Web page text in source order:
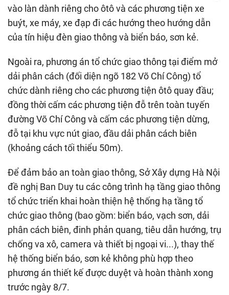
vào làn dành riêng cho ôtô và các phương tiện xe
buýt, xe máy, xe đạp đi các hướng theo hướng dẫn
của tín hiệu đèn giao thông và biển báo, sơn kẻ.
Ngoài ra, phương án tổ chức giao thông tại điểm mở
dải phân cách (đối diện ngõ 182 Võ Chí Công) tổ
chức dành riêng cho các phương tiện ôtô quay đầu;
đồng thời cấm các phương tiện đỗ trên toàn tuyến
đường Võ Chí Công và cấm các phương tiện dừng,
đỗ tại khu vực nút giao, đầu dải phân cách biên
(khoảng cách tối thiểu 50m).
Để đảm bảo an toàn giao thông, Sở Xây dựng Hà Nội
đề nghị Ban Duy tu các công trình hạ tầng giao thông
tổ chức triển khai hoàn thiện hệ thống hạ tầng tổ
chức giao thông (bao gồm: biển báo, vạch sơn, dải
phân cách biên, đinh phản quang, tiêu dẫn hướng, trụ
chống va xô, camera và thiết bị ngoại vi...), thay thế
hệ thống biển báo, sơn kẻ không phù hợp theo
phương án thiết kế được duyệt và hoàn thành xong
trước ngày 8/7.